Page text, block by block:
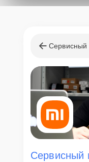
Сервисный
Сервисный